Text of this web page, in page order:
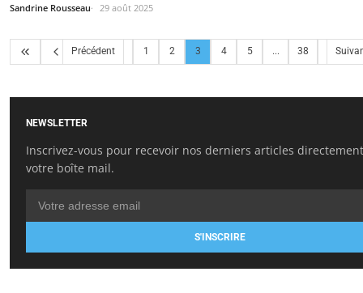
Sandrine Rousseau 29 août 2025
Précédent 1 2 3 4 5 ... 38
NEWSLETTER
Inscrivez-vous pour recevoir nos derniers articles
votre boîte mail.
S'INSCRIRE